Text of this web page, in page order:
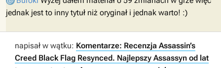
jednak jest to inny tytuł niż oryginał i jednak warto! :)
napisał w wątku: Komentarze: Recenzja Assassin’s
Creed Black Flag Resynced. Najlepszy Assassyn od lat